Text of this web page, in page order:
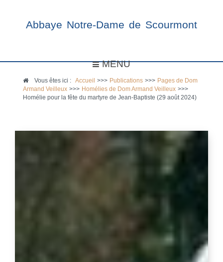
Abbaye Notre-Dame de Scourmont
MENU
Vous êtes ici :Accueil >>> Publications >>> Pages de Dom
Armand Veilleux >>> Homélies de Dom Armand Veilleux >>>
Homélie pour la fête du martyre de Jean-Baptiste (29 août 2024)